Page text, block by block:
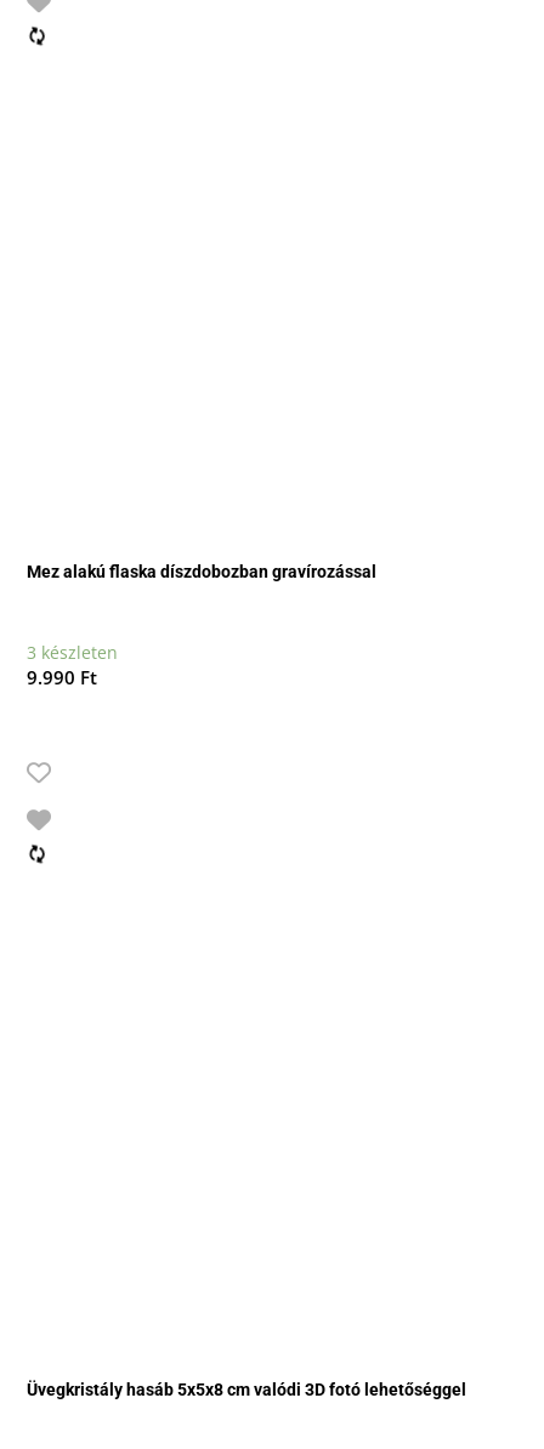
Mez alakú flaska díszdobozban gravírozással
3 készleten
9.990 Ft
Üvegkristály hasáb 5x5x8 cm valódi 3D fotó lehetőséggel